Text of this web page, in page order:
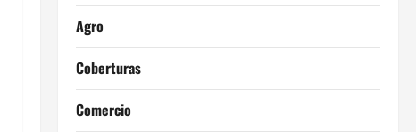
Agro
Coberturas
Comercio